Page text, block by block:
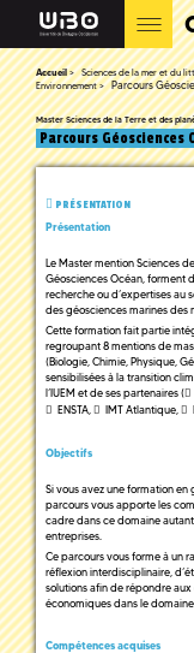
Accueil Sciences de la mer et du
Environnement
Parcours
Master Sciences de la Terre et des
Parcours Géosciences
PRÉSENTATION
Présentation
Le Master mention Sciences
Géosciences Océan, forment
recherche ou d’expertises au
des géosciences marines des
Cette formation fait partie
regroupant 8 mentions de
(Biologie, Chimie, Physique,
sensibilisées à la transition
l’IUEM et de ses partenaires (
ENSTA
IMT Atlantique
Objectifs
Si vous avez une formation
parcours vous apporte les
cadre dans ce domaine
entreprises.
Ce parcours vous forme à un
réflexion interdisciplinaire,
solutions afin de répondre
économiques dans le
Compétences acquises